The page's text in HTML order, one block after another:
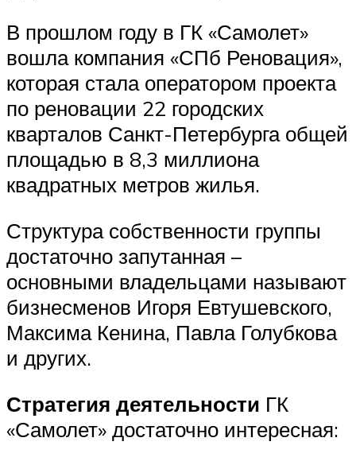
В прошлом году в ГК «Самолет»
вошла компания «СПб Реновация»,
которая стала оператором проекта
по реновации 22 городских
кварталов Санкт-Петербурга общей
площадью в 8,3 миллиона
квадратных метров жилья.
Структура собственности группы
достаточно запутанная –
основными владельцами называют
бизнесменов Игоря Евтушевского,
Максима Кенина, Павла Голубкова
и других.
Стратегия деятельности ГК
«Самолет» достаточно интересная: